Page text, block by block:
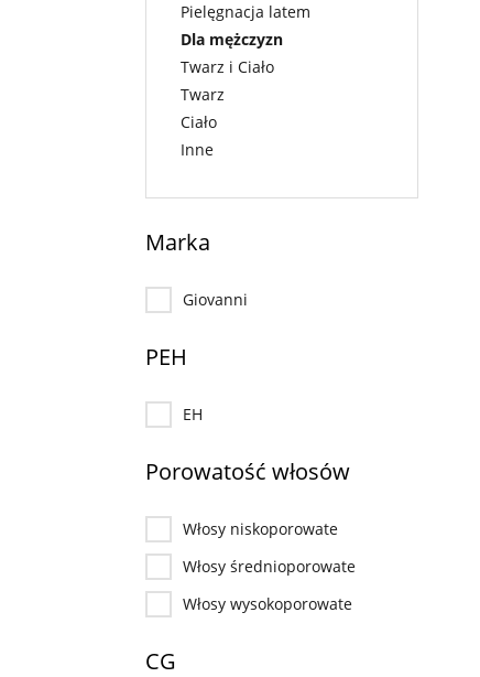
Pielęgnacja latem
Dla mężczyzn
Twarz i Ciało
Twarz
Ciało
Inne
Marka
Giovanni
PEH
EH
Porowatość włosów
Włosy niskoporowate
Włosy średnioporowate
Włosy wysokoporowate
CG